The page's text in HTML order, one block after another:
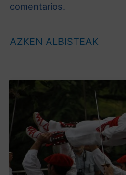
comentarios.
AZKEN ALBISTEAK